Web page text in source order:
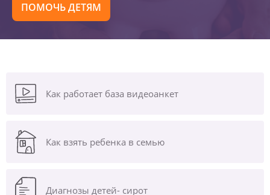
ПОМОЧЬ ДЕТЯМ
Как работает база видеоанкет
Как взять ребенка в семью
Диагнозы детей- сирот